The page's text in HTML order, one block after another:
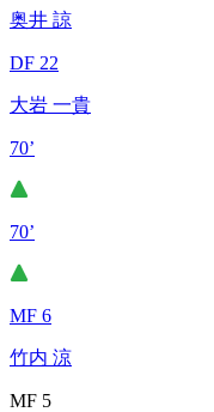
奥井 諒
DF 22
大岩 一貴
70’
70’
MF 6
竹内 涼
MF 5